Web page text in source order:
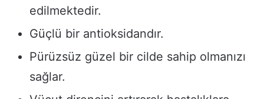
edilmektedir.
Güçlü bir antioksidandır.
Pürüzsüz güzel bir cilde sahip olmanızı
sağlar.